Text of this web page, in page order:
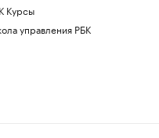
Курсы
управления РБК